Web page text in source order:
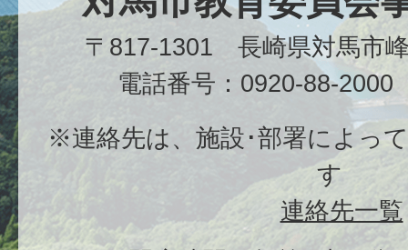
〒817-1301 長崎県対馬市
電話番号：0920-88-2000
※連絡先は、施設･部署によっ
す
連絡先一覧